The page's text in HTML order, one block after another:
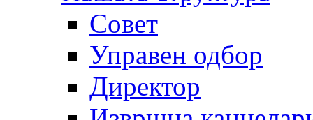
Совет
Управен одбор
Директор